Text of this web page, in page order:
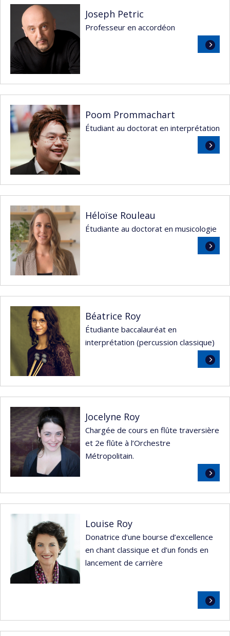
Joseph Petric
Professeur en accordéon
Lire
la
Poom Prommachart
Étudiant au doctorat en interprétation
Lire
la
Héloïse Rouleau
Étudiante au doctorat en musicologie
Lire
la
Béatrice Roy
Étudiante baccalauréat en
interprétation (percussion classique)
Lire
la
suite
Jocelyne Roy
Chargée de cours en flûte traversière
et 2e flûte à l’Orchestre
Métropolitain.
Lire
la
Louise Roy
Donatrice d’une bourse d’excellence
en chant classique et d’un fonds en
lancement de carrière
Lire
la